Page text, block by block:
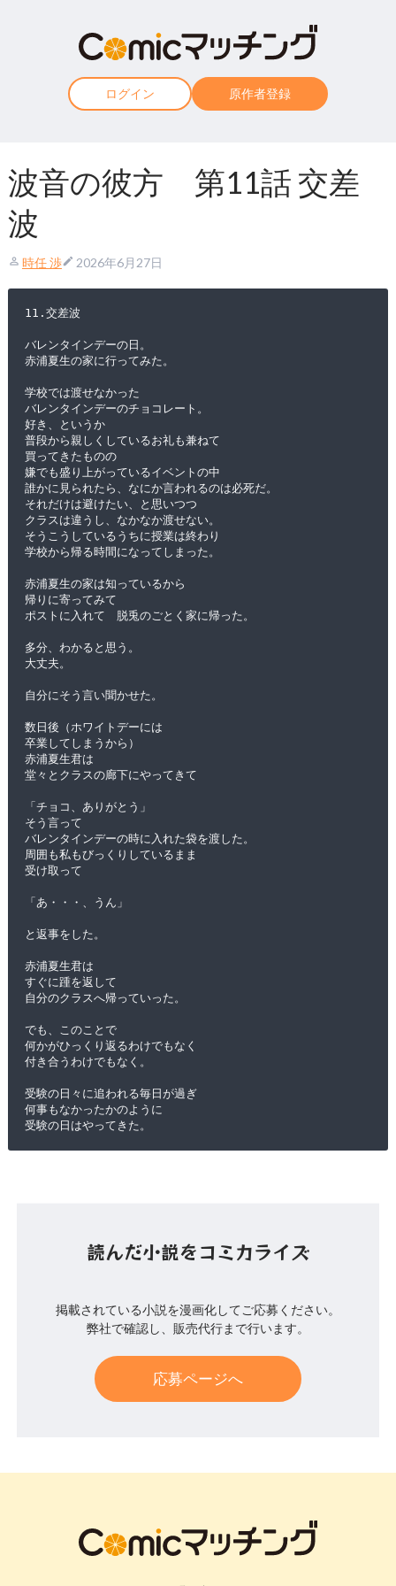
ログイン 原作者登録
波音の彼方 第11話 交差
波
時任 渉 2026年6月27日
11.交差波
バレンタインデーの日。
赤浦夏生の家に行ってみた。
学校では渡せなかった
バレンタインデーのチョコレート。
好き、というか
普段から親しくしているお礼も兼ねて
買ってきたものの
嫌でも盛り上がっているイベントの中
誰かに見られたら、なにか言われるのは必死だ。
それだけは避けたい、と思いつつ
クラスは違うし、なかなか渡せない。
そうこうしているうちに授業は終わり
学校から帰る時間になってしまった。
赤浦夏生の家は知っているから
帰りに寄ってみて
ポストに入れて　脱兎のごとく家に帰った。
多分、わかると思う。
大丈夫。
自分にそう言い聞かせた。
数日後（ホワイトデーには
卒業してしまうから）
赤浦夏生君は
堂々とクラスの廊下にやってきて
「チョコ、ありがとう」
そう言って
バレンタインデーの時に入れた袋を渡した。
周囲も私もびっくりしているまま
受け取って
「あ・・・、うん」
と返事をした。
赤浦夏生君は
すぐに踵を返して
自分のクラスへ帰っていった。
でも、このことで
何かがひっくり返るわけでもなく
付き合うわけでもなく。
受験の日々に追われる毎日が過ぎ
何事もなかったかのように
受験の日はやってきた。
読んだ小説をコミカライズ
掲載されている小説を漫画化してご応募ください。
弊社で確認し、販売代行まで行います。
応募ページへ